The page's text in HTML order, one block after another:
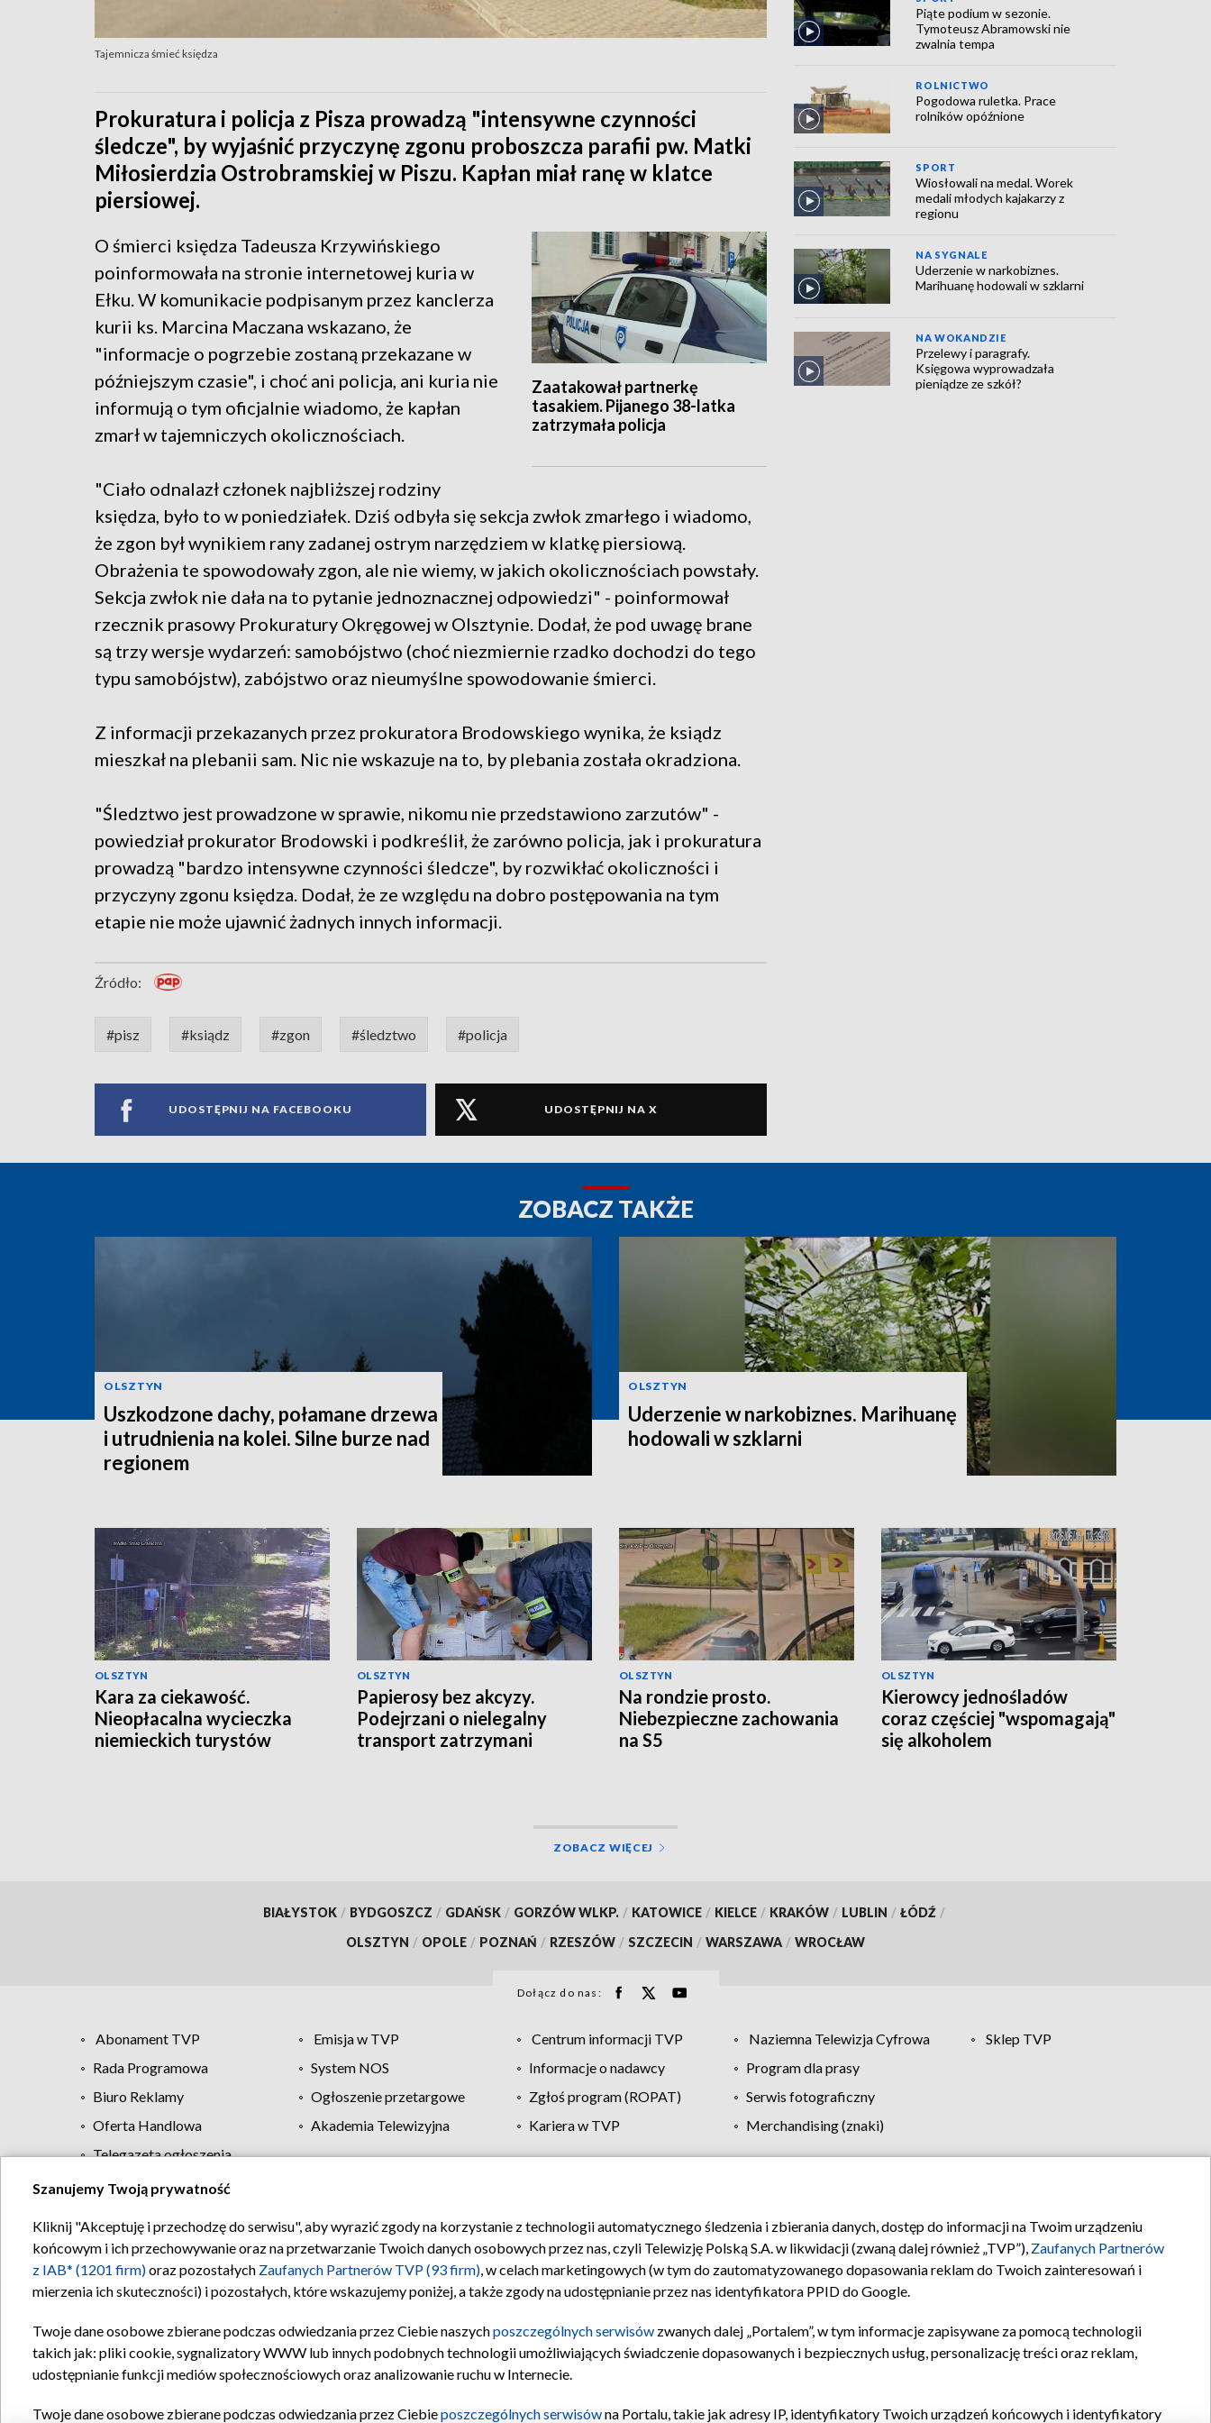
Tajemnicza śmieć księdza
Prokuratura i policja z Pisza prowadzą "intensywne czynności
śledcze", by wyjaśnić przyczynę zgonu proboszcza parafii pw. Matki
Miłosierdzia Ostrobramskiej w Piszu. Kapłan miał ranę w klatce
piersiowej.
Zaatakował partnerkę
tasakiem. Pijanego 38-latka
zatrzymała policja
O śmierci księdza Tadeusza Krzywińskiego
poinformowała na stronie internetowej kuria w
Ełku. W komunikacie podpisanym przez kanclerza
kurii ks. Marcina Maczana wskazano, że
"informacje o pogrzebie zostaną przekazane w
późniejszym czasie", i choć ani policja, ani kuria nie
informują o tym oficjalnie wiadomo, że kapłan
zmarł w tajemniczych okolicznościach.
"Ciało odnalazł członek najbliższej rodziny
księdza, było to w poniedziałek. Dziś odbyła się sekcja zwłok zmarłego i wiadomo,
że zgon był wynikiem rany zadanej ostrym narzędziem w klatkę piersiową.
Obrażenia te spowodowały zgon, ale nie wiemy, w jakich okolicznościach powstały.
Sekcja zwłok nie dała na to pytanie jednoznacznej odpowiedzi" - poinformował
rzecznik prasowy Prokuratury Okręgowej w Olsztynie. Dodał, że pod uwagę brane
są trzy wersje wydarzeń: samobójstwo (choć niezmiernie rzadko dochodzi do tego
typu samobójstw), zabójstwo oraz nieumyślne spowodowanie śmierci.
Z informacji przekazanych przez prokuratora Brodowskiego wynika, że ksiądz
mieszkał na plebanii sam. Nic nie wskazuje na to, by plebania została okradziona.
"Śledztwo jest prowadzone w sprawie, nikomu nie przedstawiono zarzutów" -
powiedział prokurator Brodowski i podkreślił, że zarówno policja, jak i prokuratura
prowadzą "bardzo intensywne czynności śledcze", by rozwikłać okoliczności i
przyczyny zgonu księdza. Dodał, że ze względu na dobro postępowania na tym
etapie nie może ujawnić żadnych innych informacji.
Źródło:
#pisz #ksiądz #zgon #śledztwo #policja
UDOSTĘPNIJ NA FACEBOOKU UDOSTĘPNIJ NA X
Piąte podium w sezonie.
Tymoteusz Abramowski nie
zwalnia tempa
ROLNICTWO
Pogodowa ruletka. Prace
rolników opóźnione
SPORT
Wiosłowali na medal. Worek
medali młodych kajakarzy z
regionu
NA SYGNALE
Uderzenie w narkobiznes.
Marihuanę hodowali w szklarni
NA WOKANDZIE
Przelewy i paragrafy.
Księgowa wyprowadzała
pieniądze ze szkół?
ZOBACZ TAKŻE
OLSZTYN
Uszkodzone dachy, połamane drzewa
i utrudnienia na kolei. Silne burze nad
regionem
OLSZTYN
Uderzenie w narkobiznes. Marihuanę
hodowali w szklarni
OLSZTYN
Kara za ciekawość.
Nieopłacalna wycieczka
niemieckich turystów
OLSZTYN
Papierosy bez akcyzy.
Podejrzani o nielegalny
transport zatrzymani
OLSZTYN
Na rondzie prosto.
Niebezpieczne zachowania
na S5
OLSZTYN
Kierowcy jednośladów
coraz częściej "wspomagają"
się alkoholem
ZOBACZ WIĘCEJ
BIAŁYSTOK / BYDGOSZCZ / GDAŃSK / GORZÓW WLKP. / KATOWICE / KIELCE / KRAKÓW / LUBLIN / ŁÓDŹ /
OLSZTYN / OPOLE / POZNAŃ / RZESZÓW / SZCZECIN / WARSZAWA / WROCŁAW
Dołącz do nas:
Abonament TVP Emisja w TVP Centrum informacji TVP Naziemna Telewizja Cyfrowa
Sklep TVP
Rada Programowa
System NOS Informacje o nadawcy
Program dla prasy
Biuro Reklamy
Ogłoszenie przetargowe Zgłoś program (ROPAT)
Serwis fotograficzny
Oferta Handlowa
Akademia Telewizyjna Kariera w TVP
Merchandising (znaki)
Telegazeta ogłoszenia
Regulamin TVP Polityka prywatności Moje zgody Pomoc Biuro reklamy Kontakt
Szanujemy Twoją prywatność
Kliknij "Akceptuję i przechodzę do serwisu", aby wyrazić zgody na korzystanie z technologii automatycznego śledzenia i zbierania danych, dostęp do informacji na Twoim urządzeniu
końcowym i ich przechowywanie oraz na przetwarzanie Twoich danych osobowych przez nas, czyli Telewizję Polską S.A. w likwidacji (zwaną dalej również „TVP”), Zaufanych Partnerów
z IAB* (1201 firm)oraz pozostałych Zaufanych Partnerów TVP (93 firm), w celach marketingowych (w tym do zautomatyzowanego dopasowania reklam do Twoich zainteresowań i
mierzenia ich skuteczności) i pozostałych, które wskazujemy poniżej, a także zgody na udostępnianie przez nas identyfikatora PPID do Google.
Twoje dane osobowe zbierane podczas odwiedzania przez Ciebie naszychposzczególnych serwisów zwanych dalej „Portalem”, w tym informacje zapisywane za pomocą technologii
takich jak: pliki cookie, sygnalizatory WWW lub innych podobnych technologii umożliwiających świadczenie dopasowanych i bezpiecznych usług, personalizację treści oraz reklam,
udostępnianie funkcji mediów społecznościowych oraz analizowanie ruchu w Internecie.
Twoje dane osobowe zbierane podczas odwiedzania przez Ciebieposzczególnych serwisówna Portalu, takie jak adresy IP, identyfikatory Twoich urządzeń końcowych i identyfikatory